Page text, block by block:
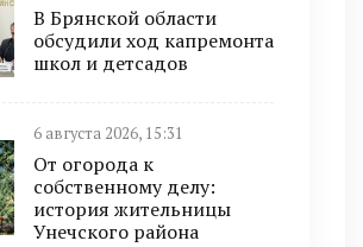
В Брянской области
обсудили ход капремонта
школ и детсадов
6 августа 2026, 15:31
От огорода к
собственному делу:
история жительницы
Унечского района